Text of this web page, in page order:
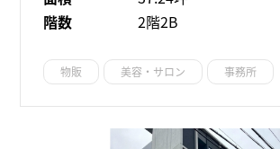
階数
2階2B
物販 美容・サロン 事務所